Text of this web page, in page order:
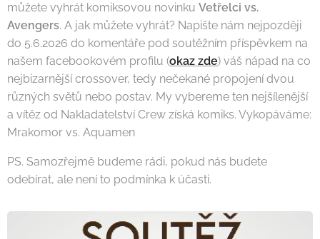
můžete vyhrát komiksovou novinku Vetřelci vs.
Avengers. A jak můžete vyhrát? Napište nám nejpozději
do 5.6.2026 do komentáře pod soutěžním příspěvkem na
našem facebookovém profilu (okaz zde) váš nápad na co
nejbizarnější crossover, tedy nečekané propojení dvou
různých světů nebo postav. My vybereme ten nejšílenější
a vítěz od Nakladatelství Crew získá komiks. Vykopáváme:
Mrakomor vs. Aquamen🚿
PS. Samozřejmě budeme rádi, pokud nás budete
odebírat, ale není to podmínka k účasti.